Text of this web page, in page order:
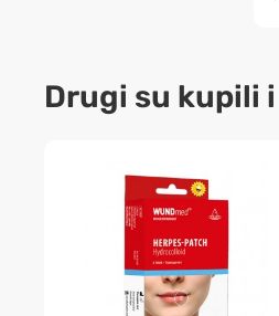
Drugi su kupili i